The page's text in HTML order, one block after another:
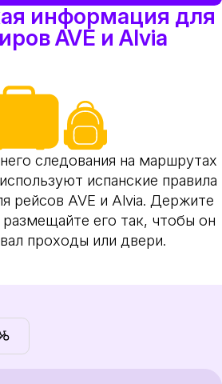
информация для
AVE и Alvia
следования на маршрутах
испанские правила
рейсов AVE и Alvia. Держите
его так, чтобы он
проходы или двери.